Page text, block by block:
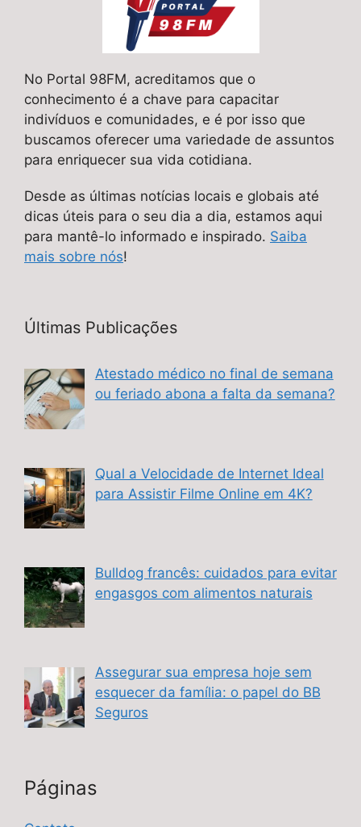
No Portal 98FM, acreditamos que o
conhecimento é a chave para capacitar
indivíduos e comunidades, e é por isso que
buscamos oferecer uma variedade de assuntos
para enriquecer sua vida cotidiana.
Desde as últimas notícias locais e globais até
dicas úteis para o seu dia a dia, estamos aqui
para mantê-lo informado e inspirado. Saiba
mais sobre nós!
Últimas Publicações
Atestado médico no final de semana
ou feriado abona a falta da semana?
Qual a Velocidade de Internet Ideal
para Assistir Filme Online em 4K?
Bulldog francês: cuidados para evitar
engasgos com alimentos naturais
Assegurar sua empresa hoje sem
esquecer da família: o papel do BB
Seguros
Páginas